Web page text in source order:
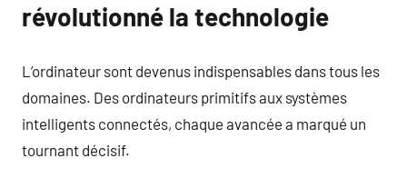
révolutionné la technologie
L’ordinateur sont devenus indispensables dans tous les
domaines. Des ordinateurs primitifs aux systèmes
intelligents connectés, chaque avancée a marqué un
tournant décisif.